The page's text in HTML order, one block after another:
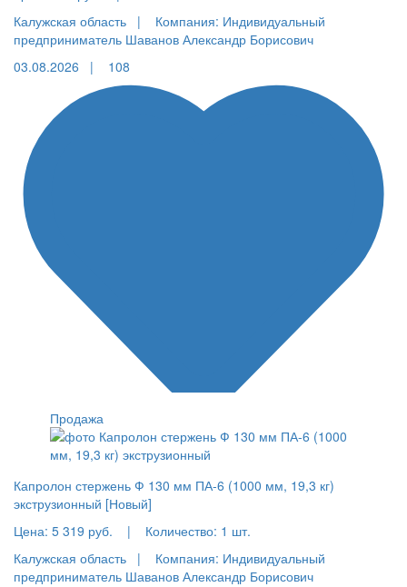
Калужская область |
Компания: Индивидуальный
предприниматель Шаванов Александр Борисович
03.08.2026 |
108
Продажа
Капролон стержень Ф 130 мм ПА-6 (1000 мм, 19,3 кг)
экструзионный [Новый]
Цена: 5 319 руб. | Количество: 1 шт.
Калужская область |
Компания: Индивидуальный
предприниматель Шаванов Александр Борисович